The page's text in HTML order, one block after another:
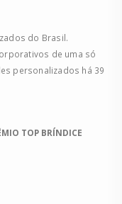
do Brasil.
de uma só
personalizados há 39
TOP BRÍNDICE